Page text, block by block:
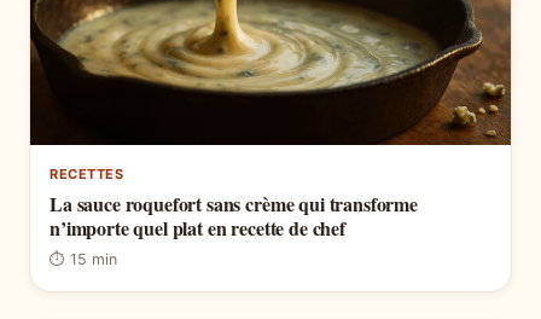
RECETTES
La sauce roquefort sans crème qui transforme
n’importe quel plat en recette de chef
⏱ 15 min